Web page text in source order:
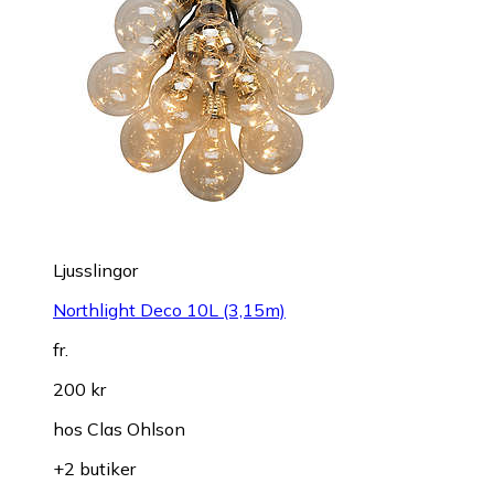
Ljusslingor
Northlight Deco 10L (3,15m)
fr.
200 kr
hos Clas Ohlson
+2 butiker